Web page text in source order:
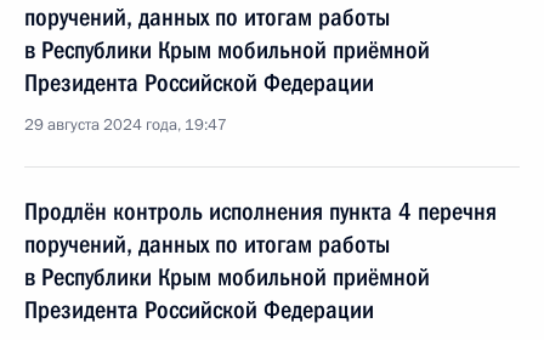
поручений, данных по итогам работы
в Республики Крым мобильной приёмной
Президента Российской Федерации
29 августа 2024 года, 19:47
Продлён контроль исполнения пункта 4 перечня
поручений, данных по итогам работы
в Республики Крым мобильной приёмной
Президента Российской Федерации